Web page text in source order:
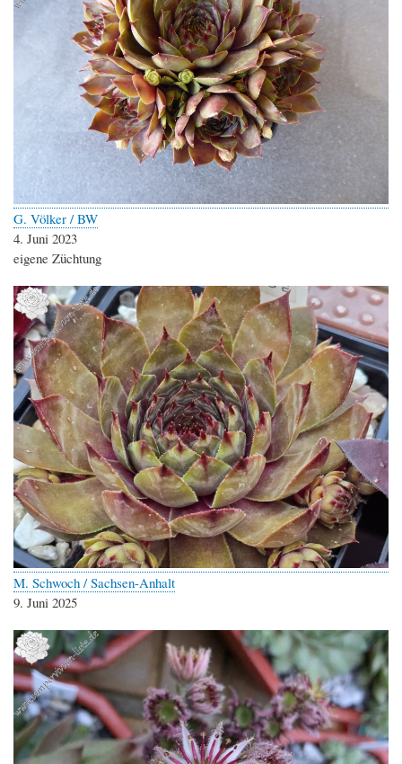
G. Völker / BW
4. Juni 2023
eigene Züchtung
M. Schwoch / Sachsen-Anhalt
9. Juni 2025